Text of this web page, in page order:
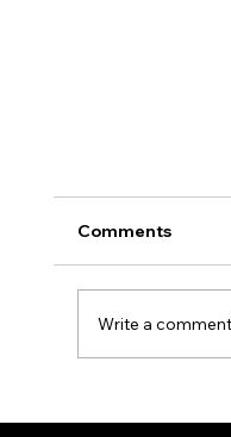
Comments
Write a